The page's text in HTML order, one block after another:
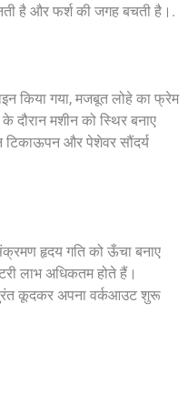
है और फर्श की जगह बचती है।.
किया गया, मजबूत लोहे का फ्रेम
दौरान मशीन को स्थिर बनाए
टिकाऊपन और पेशेवर सौंदर्य
हृदय गति को ऊँचा बनाए
लाभ अधिकतम होते हैं।
कूदकर अपना वर्कआउट शुरू